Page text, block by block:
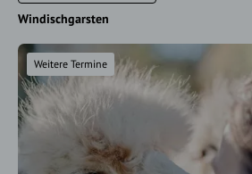
Windischgarsten
Weitere Termine